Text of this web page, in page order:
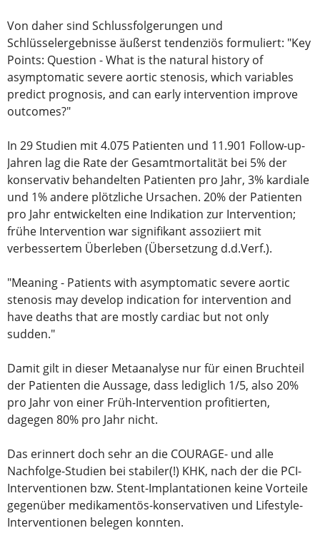
Von daher sind Schlussfolgerungen und
Schlüsselergebnisse äußerst tendenziös formuliert: "Key
Points: Question - What is the natural history of
asymptomatic severe aortic stenosis, which variables
predict prognosis, and can early intervention improve
outcomes?"
In 29 Studien mit 4.075 Patienten und 11.901 Follow-up-
Jahren lag die Rate der Gesamtmortalität bei 5% der
konservativ behandelten Patienten pro Jahr, 3% kardiale
und 1% andere plötzliche Ursachen. 20% der Patienten
pro Jahr entwickelten eine Indikation zur Intervention;
frühe Intervention war signifikant assoziiert mit
verbessertem Überleben (Übersetzung d.d.Verf.).
"Meaning - Patients with asymptomatic severe aortic
stenosis may develop indication for intervention and
have deaths that are mostly cardiac but not only
sudden."
Damit gilt in dieser Metaanalyse nur für einen Bruchteil
der Patienten die Aussage, dass lediglich 1/5, also 20%
pro Jahr von einer Früh-Intervention profitierten,
dagegen 80% pro Jahr nicht.
Das erinnert doch sehr an die COURAGE- und alle
Nachfolge-Studien bei stabiler(!) KHK, nach der die PCI-
Interventionen bzw. Stent-Implantationen keine Vorteile
gegenüber medikamentös-konservativen und Lifestyle-
Interventionen belegen konnten.